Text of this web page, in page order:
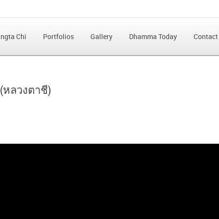
Chi Portfolios Gallery Dhamma Today Contact
ลวงตาชี)